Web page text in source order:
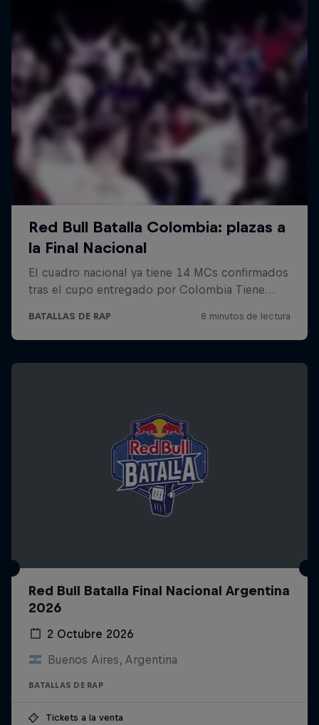
Red Bull Batalla Final Nacional Argentina
2026
2 Octubre 2026
Buenos Aires, Argentina
BATALLAS DE RAP
Tickets a la venta